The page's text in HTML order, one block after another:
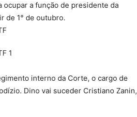
a função de presidente da
de 1° de outubro.
interno da Corte, o cargo de
Dino vai suceder Cristiano Zanin,